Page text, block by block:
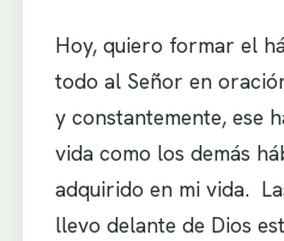
Hoy, quiero formar el
todo al Señor en
y constantemente, ese
vida como los demás
adquirido en mi vida.
llevo delante de Dios